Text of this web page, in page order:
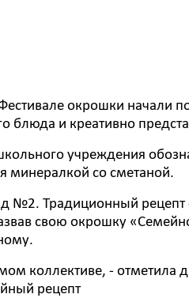
окрошки начали
блюда и креативно
учреждения
минералкой со сметаной.
№2. Традиционный
свою окрошку
коллективе, - отметила
рецепт